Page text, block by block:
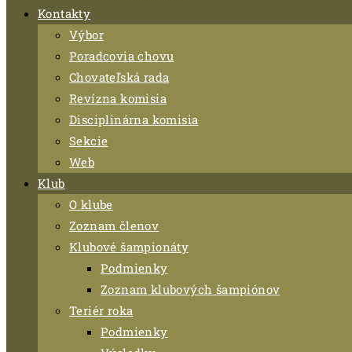
Kontakty
Výbor
Poradcovia chovu
Chovateľská rada
Revízna komisia
Disciplinárna komisia
Sekcie
Web
Klub
O klube
Zoznam členov
Klubové šampionáty
Podmienky
Zoznam klubových šampiónov
Teriér roka
Podmienky